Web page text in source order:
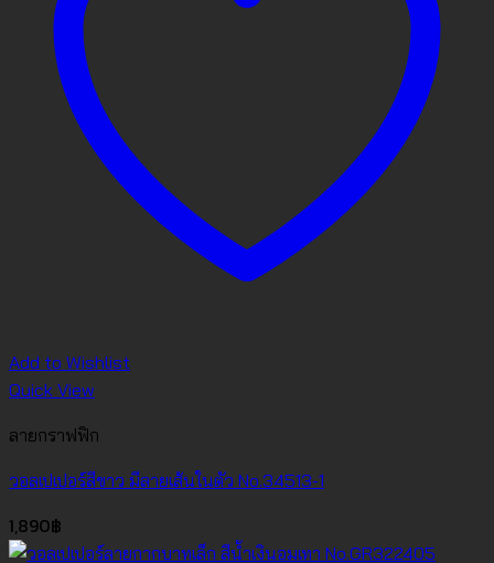
Add to Wishlist
Quick View
ลายกราฟฟิก
วอลเปเปอร์สีขาว มีลายเส้นในตัว No.34513-1
1,890฿